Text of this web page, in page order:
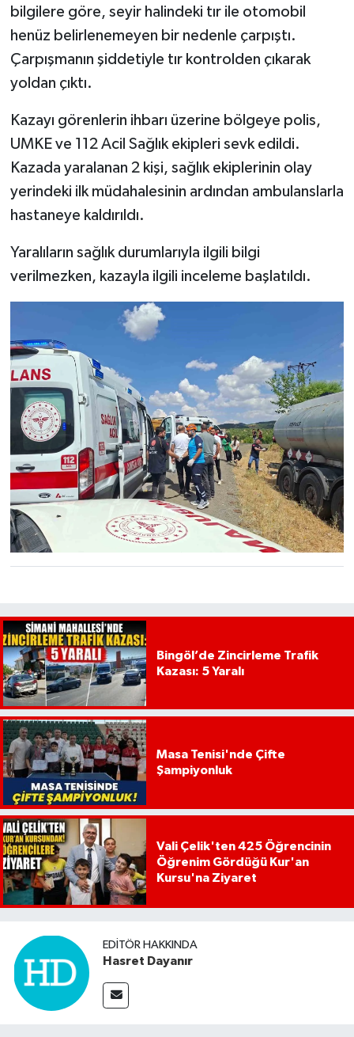
bilgilere göre, seyir halindeki tır ile otomobil
henüz belirlenemeyen bir nedenle çarpıştı.
Çarpışmanın şiddetiyle tır kontrolden çıkarak
yoldan çıktı.
Kazayı görenlerin ihbarı üzerine bölgeye polis,
UMKE ve 112 Acil Sağlık ekipleri sevk edildi.
Kazada yaralanan 2 kişi, sağlık ekiplerinin olay
yerindeki ilk müdahalesinin ardından ambulanslarla
hastaneye kaldırıldı.
Yaralıların sağlık durumlarıyla ilgili bilgi
verilmezken, kazayla ilgili inceleme başlatıldı.
Bingöl’de Zincirleme Trafik
Kazası: 5 Yaralı
Masa Tenisi'nde Çifte
Şampiyonluk
Vali Çelik'ten 425 Öğrencinin
Öğrenim Gördüğü Kur'an
Kursu'na Ziyaret
EDITÖR HAKKINDA
Hasret Dayanır